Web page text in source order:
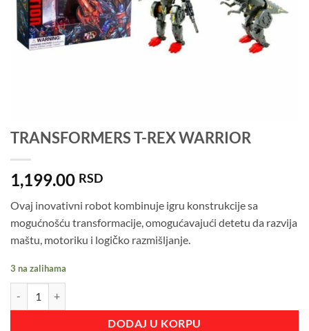
TRANSFORMERS T-REX WARRIOR
1,199.00 RSD
Ovaj inovativni robot kombinuje igru konstrukcije sa
mogućnošću transformacije, omogućavajući detetu da razvija
maštu, motoriku i logičko razmišljanje.
3 na zalihama
DODAJ U KORPU